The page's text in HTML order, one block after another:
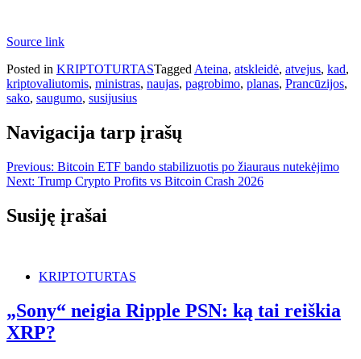
Source link
Posted in KRIPTOTURTASTagged Ateina, atskleidė, atvejus, kad,
kriptovaliutomis, ministras, naujas, pagrobimo, planas, Prancūzijos,
sako, saugumo, susijusius
Navigacija tarp įrašų
Previous: Bitcoin ETF bando stabilizuotis po žiauraus nutekėjimo
Next: Trump Crypto Profits vs Bitcoin Crash 2026
Susiję įrašai
KRIPTOTURTAS
„Sony“ neigia Ripple PSN: ką tai reiškia
XRP?